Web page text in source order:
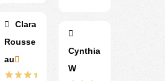
Clara
Rousse
au
Cynthia
W